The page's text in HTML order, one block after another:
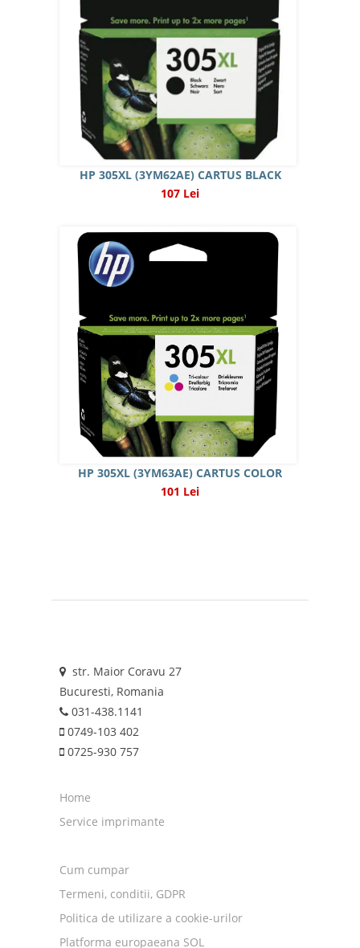
HP 305XL (3YM62AE) CARTUS BLACK
107 Lei
HP 305XL (3YM63AE) CARTUS COLOR
101 Lei
str. Maior Coravu 27
Bucuresti, Romania
031-438.1141
0749-103 402
0725-930 757
Home
Service imprimante
Cum cumpar
Termeni, conditii, GDPR
Politica de utilizare a cookie-urilor
Platforma europaeana SOL